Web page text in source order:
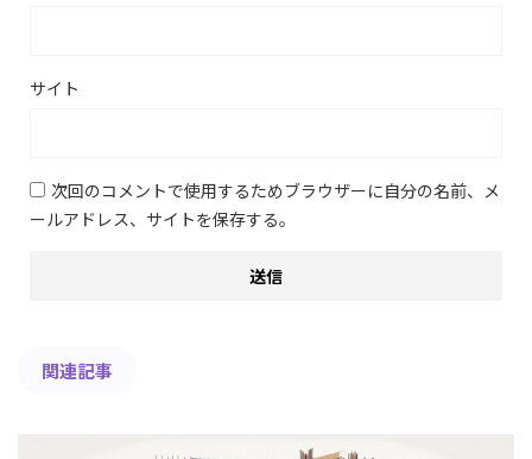
サイト
次回のコメントで使用するためブラウザーに自分の名前、メ
ールアドレス、サイトを保存する。
関連記事